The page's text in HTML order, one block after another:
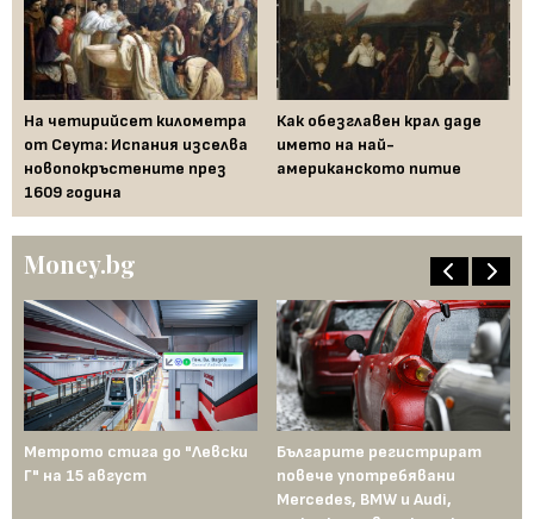
На четирийсет километра
от Сеута: Испания изселва
новопокръстените през
1609 година
Как обезглавен крал даде
името на най-
американското питие
Money.bg
Метрото стига до "Левски
Г" на 15 август
Българите регистрират
повече употребявани
Mercedes, BMW и Audi,